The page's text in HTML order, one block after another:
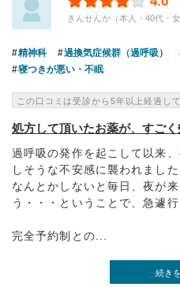
きんせんか（本人・40代・
精神科 過換気症候群（過呼吸）
寝つきが悪い・不眠
この口コミは受診から5年以上経過し
処方して頂いたお薬が、すごく
過呼吸の発作を起こして以来
しそうな不安感に襲われました
なんとかしないと毎日、夜が
う・・・ということで、急遽行
完全予約制との...
続き